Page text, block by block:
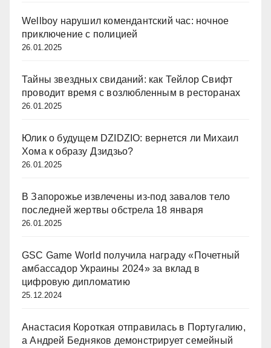
Wellboy нарушил комендантский час: ночное
приключение с полицией
26.01.2025
Тайны звездных свиданий: как Тейлор Свифт
проводит время с возлюбленным в ресторанах
26.01.2025
Юлик о будущем DZIDZIO: вернется ли Михаил
Хома к образу Дзидзьо?
26.01.2025
В Запорожье извлечены из-под завалов тело
последней жертвы обстрела 18 января
26.01.2025
GSC Game World получила награду «Почетный
амбассадор Украины 2024» за вклад в
цифровую дипломатию
25.12.2024
Анастасия Короткая отправилась в Португалию,
а Андрей Бедняков демонстрирует семейный